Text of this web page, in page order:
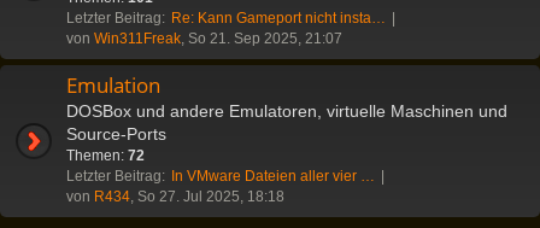
Letzter Beitrag: Re: Kann Gameport nicht insta…
von Win311Freak, So 21. Sep 2025, 21:07
Emulation
DOSBox und andere Emulatoren, virtuelle Maschinen und
Source-Ports
Themen: 72
Letzter Beitrag: In VMware Dateien aller vier …
von R434, So 27. Jul 2025, 18:18